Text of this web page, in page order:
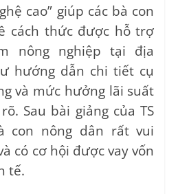
cao” giúp các bà con
cách thức được hỗ trợ
nông nghiệp tại địa
hướng dẫn chi tiết cụ
và mức hưởng lãi suất
Sau bài giảng của TS
con nông dân rất vui
có cơ hội được vay vốn
tế.